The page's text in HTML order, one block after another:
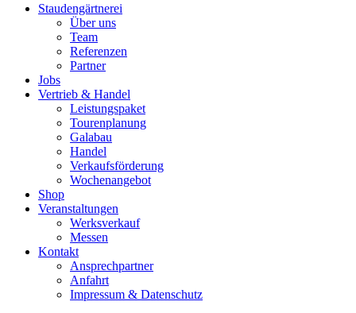
Staudengärtnerei
Über uns
Team
Referenzen
Partner
Jobs
Vertrieb & Handel
Leistungspaket
Tourenplanung
Galabau
Handel
Verkaufsförderung
Wochenangebot
Shop
Veranstaltungen
Werksverkauf
Messen
Kontakt
Ansprechpartner
Anfahrt
Impressum & Datenschutz